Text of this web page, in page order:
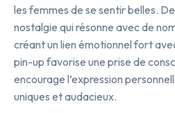
les femmes de se sentir belles.
nostalgie qui résonne avec de
créant un lien émotionnel fort
pin-up favorise une prise de
encourage l’expression
uniques et audacieux.